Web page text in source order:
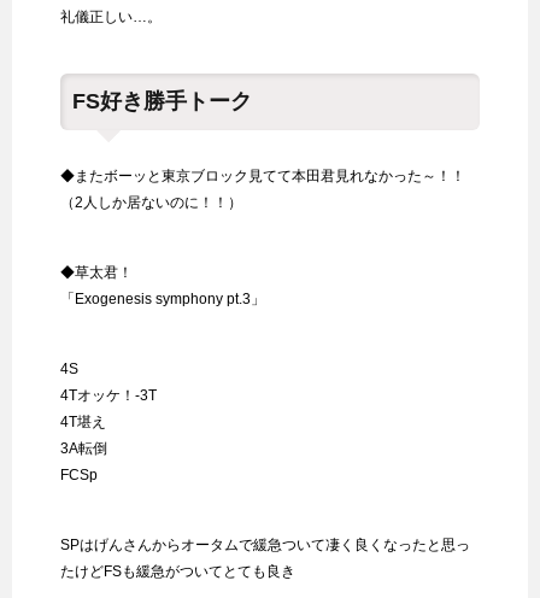
礼儀正しい…。
FS好き勝手トーク
◆またボーッと東京ブロック見てて本田君見れなかった～！！
（2人しか居ないのに！！）
◆草太君！
「Exogenesis symphony pt.3」
4S
4Tオッケ！-3T
4T堪え
3A転倒
FCSp
SPはげんさんからオータムで緩急ついて凄く良くなったと思っ
たけどFSも緩急がついてとても良き